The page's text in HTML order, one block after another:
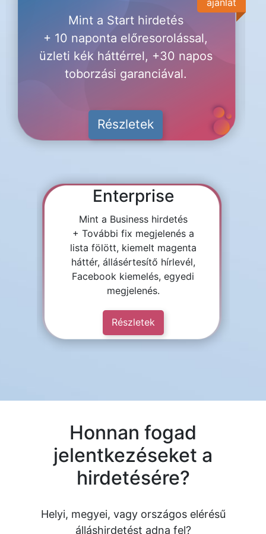
ajánlat
Mint a Start hirdetés
+ 10 naponta előresorolással,
üzleti kék háttérrel, +30 napos
toborzási garanciával.
Részletek
Enterprise
Mint a Business hirdetés
+ További fix megjelenés a
lista fölött, kiemelt magenta
háttér, állásértesítő hírlevél,
Facebook kiemelés, egyedi
megjelenés.
Részletek
Honnan fogad
jelentkezéseket a
hirdetésére?
Helyi, megyei, vagy országos elérésű
álláshirdetést adna fel?